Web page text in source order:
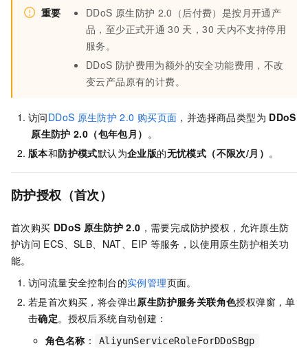
重要 DDoS 原生防护 2.0（后付费）是按月开通产
品，至少正式开通 30 天，30 天内不支持停用
服务。
DDoS 防护费用为额外的安全功能费用，不改
变云产品原有的计费。
访问DDoS 原生防护 2.0 购买页面 ，并选择商品类型为 DDoS
原生防护 2.0（包年包月） 。
版本和防护模式默认为企业版的无忧模式（不限次/月） 。
防护授权（首次）
首次购买 DDoS 原生防护 2.0 ，需要完成防护授权，允许原生防
护访问 ECS、SLB、NAT、EIP 等服务，以使用原生防护相关功
能。
访问流量安全控制台的实例管理页面。
若是首次购买，将会弹出原生防护服务关联角色授权弹窗，单
击确定。授权后系统自动创建：
角色名称 ： AliyunServiceRoleForDDoSBgp